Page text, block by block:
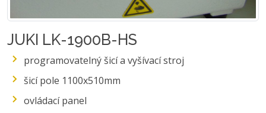
JUKI LK-1900B-HS
programovatelný šicí a vyšívací stroj
šicí pole 1100x510mm
ovládací panel